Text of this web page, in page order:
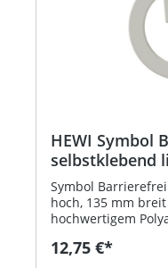
HEWI Symbol
selbstklebend
Symbol
hoch, 135 mm
hochwertigem
12,75 €*